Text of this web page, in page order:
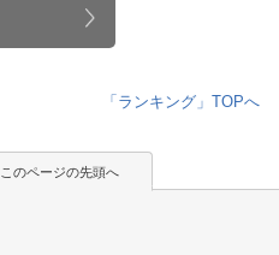
「ランキング」TOPへ
このページの先頭へ
このページの先頭へ